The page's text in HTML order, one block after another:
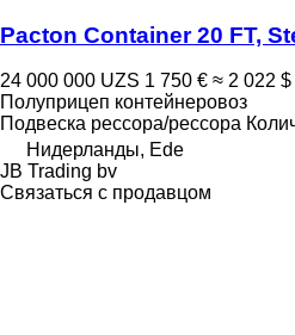
Pacton Container 20 FT,
24 000 000 UZS 1 750 € ≈ 2 022 $
Полуприцеп контейнеровоз
Подвеска рессора/рессора
Нидерланды, Ede
JB Trading bv
Связаться с продавцом